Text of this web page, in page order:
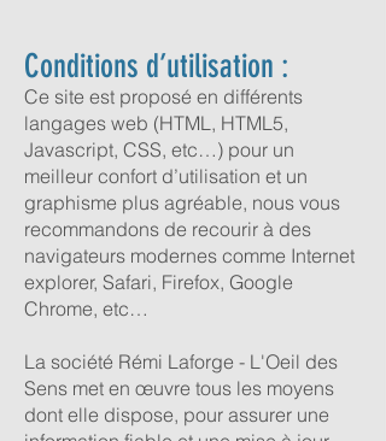
Conditions d’utilisation :
Ce site est proposé en différents
langages web (HTML, HTML5,
Javascript, CSS, etc…) pour un
meilleur confort d’utilisation et un
graphisme plus agréable, nous vous
recommandons de recourir à des
navigateurs modernes comme Internet
explorer, Safari, Firefox, Google
Chrome, etc…
La société Rémi Laforge - L'Oeil des
Sens met en œuvre tous les moyens
dont elle dispose, pour assurer une